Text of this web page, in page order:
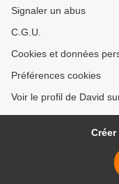
Signaler un abus
C.G.U.
Cookies et données
Préférences cookies
Voir le profil de David